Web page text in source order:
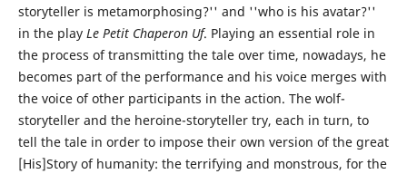
storyteller is metamorphosing?'' and ''who is his avatar?''
in the play Le Petit Chaperon Uf. Playing an essential role in
the process of transmitting the tale over time, nowadays, he
becomes part of the performance and his voice merges with
the voice of other participants in the action. The wolf-
storyteller and the heroine-storyteller try, each in turn, to
tell the tale in order to impose their own version of the great
[His]Story of humanity: the terrifying and monstrous, for the